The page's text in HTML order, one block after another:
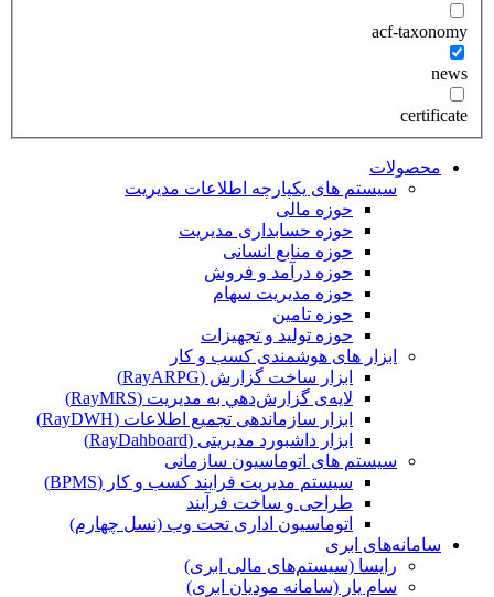
acf-taxonomy
news
certificate
محصولات
سیستم های یکپارچه اطلاعات مدیریت
حوزه مالی
حوزه حسابداری مدیریت
حوزه منابع انسانی
حوزه درآمد و فروش
حوزه مدیریت سهام
حوزه تامین
حوزه تولید و تجهیزات
ابزار های هوشمندی کسب و کار
ابزار ساخت گزارش (RayARPG)
لایه‌ی گزارش‌دهي به مديريت (RayMRS)
ابزار سازماندهی تجمیع اطلاعات (RayDWH)
ابزار داشبورد مدیریتی (RayDahboard)
سیستم های اتوماسیون سازمانی
سیستم مدیریت فرایند کسب و کار (BPMS)
طراحی و ساخت فرآیند
اتوماسیون اداری تحت وب (نسل چهارم)
سامانه‌های ابری
رایسا (سیستم‌های مالی ابری)
سام یار (سامانه مودیان ابری)